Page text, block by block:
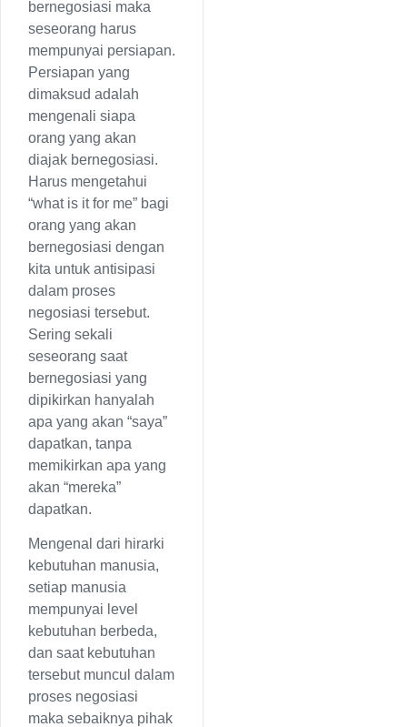
bernegosiasi maka
seseorang harus
mempunyai persiapan.
Persiapan yang
dimaksud adalah
mengenali siapa
orang yang akan
diajak bernegosiasi.
Harus mengetahui
“what is it for me” bagi
orang yang akan
bernegosiasi dengan
kita untuk antisipasi
dalam proses
negosiasi tersebut.
Sering sekali
seseorang saat
bernegosiasi yang
dipikirkan hanyalah
apa yang akan “saya”
dapatkan, tanpa
memikirkan apa yang
akan “mereka”
dapatkan.
Mengenal dari hirarki
kebutuhan manusia,
setiap manusia
mempunyai level
kebutuhan berbeda,
dan saat kebutuhan
tersebut muncul dalam
proses negosiasi
maka sebaiknya pihak